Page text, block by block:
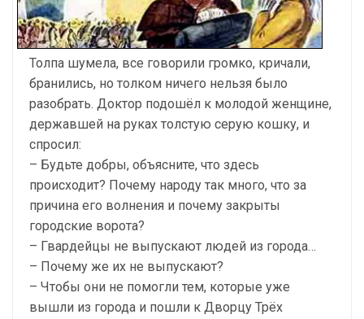
Толпа шумела, все говорили громко, кричали,
бранились, но толком ничего нельзя было
разобрать. Доктор подошёл к молодой женщине,
державшей на руках толстую серую кошку, и
спросил:
– Будьте добры, объясните, что здесь
происходит? Почему народу так много, что за
причина его волнения и почему закрыты
городские ворота?
– Гвардейцы не выпускают людей из города…
– Почему же их не выпускают?
– Чтобы они не помогли тем, которые уже
вышли из города и пошли к Дворцу Трёх